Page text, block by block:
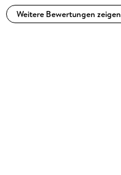
Weitere Bewertungen zeigen